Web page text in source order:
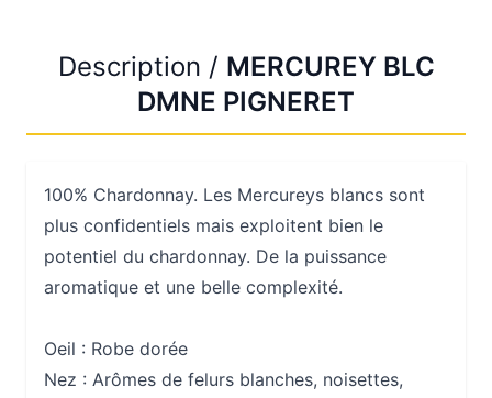
Description / MERCUREY BLC
DMNE PIGNERET
100% Chardonnay. Les Mercureys blancs sont
plus confidentiels mais exploitent bien le
potentiel du chardonnay. De la puissance
aromatique et une belle complexité.
Oeil : Robe dorée
Nez : Arômes de felurs blanches, noisettes,